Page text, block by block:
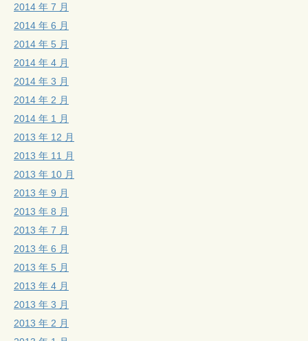
2014 年 7 月
2014 年 6 月
2014 年 5 月
2014 年 4 月
2014 年 3 月
2014 年 2 月
2014 年 1 月
2013 年 12 月
2013 年 11 月
2013 年 10 月
2013 年 9 月
2013 年 8 月
2013 年 7 月
2013 年 6 月
2013 年 5 月
2013 年 4 月
2013 年 3 月
2013 年 2 月